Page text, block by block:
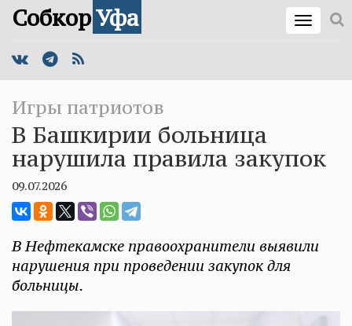
СобкорУфа
Игры патриотов
В Башкирии больница
нарушила правила закупок
09.07.2026
В Нефтекамске правоохранители выявили
нарушения при проведении закупок для
больницы.